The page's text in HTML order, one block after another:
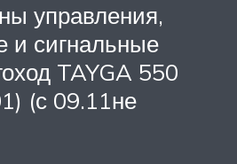
управления,
и сигнальные
TAYGA 550
(с 09.11не